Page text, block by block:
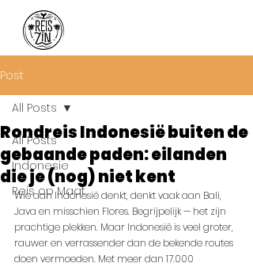
Post
All Posts
Indonesie
Reis op Maat
All Posts
Rondreis Indonesië buiten de
gebaande paden: eilanden
die je (nog) niet kent
Wie aan Indonesië denkt, denkt vaak aan Bali,
Java en misschien Flores. Begrijpelijk — het zijn
prachtige plekken. Maar Indonesië is veel groter,
rauwer en verrassender dan de bekende routes
doen vermoeden. Met meer dan 17.000